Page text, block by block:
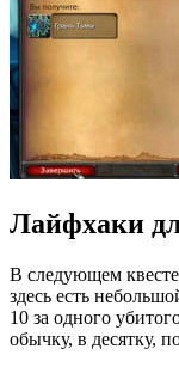
Лайфхаки
В следующем
здесь есть
10 за одного
обычку, в десятку,